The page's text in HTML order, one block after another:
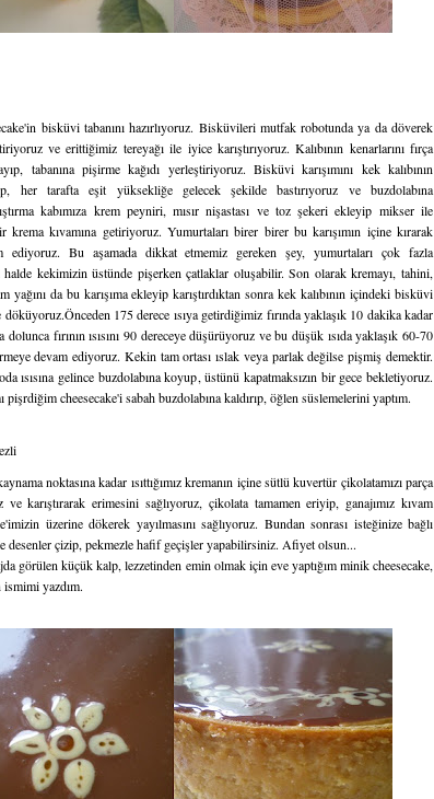
bisküvi tabanını hazırlıyoruz. Bisküvileri mutfak robotunda ya da döverek
ve erittiğimiz tereyağı ile iyice karıştırıyoruz. Kalıbının kenarlarını fırça
tabanına pişirme kağıdı yerleştiriyoruz. Bisküvi karışımını kek kalıbının
her tarafta eşit yüksekliğe gelecek şekilde bastırıyoruz ve buzdolabına
kabımıza krem peyniri, mısır nişastası ve toz şekeri ekleyip mikser ile
krema kıvamına getiriyoruz. Yumurtaları birer birer bu karışımın içine kırarak
ediyoruz. Bu aşamada dikkat etmemiz gereken şey, yumurtaları çok fazla
halde kekimizin üstünde pişerken çatlaklar oluşabilir. Son olarak kremayı, tahini,
yağını da bu karışıma ekleyip karıştırdıktan sonra kek kalıbının içindeki bisküvi
döküyoruz.Önceden 175 derece ısıya getirdiğimiz fırında yaklaşık 10 dakika kadar
fırının ısısını 90 dereceye düşürüyoruz ve bu düşük ısıda yaklaşık 60-70
devam ediyoruz. Kekin tam ortası ıslak veya parlak değilse pişmiş demektir.
ısısına gelince buzdolabına koyup, üstünü kapatmaksızın bir gece bekletiyoruz.
pişrdiğim cheesecake'i sabah buzdolabına kaldırıp, öğlen süslemelerini yaptım.
noktasına kadar ısıttığımız kremanın içine sütlü kuvertür çikolatamızı parça
karıştırarak erimesini sağlıyoruz, çikolata tamamen eriyip, ganajımız kıvam
üzerine dökerek yayılmasını sağlıyoruz. Bundan sonrası isteğinize bağlı
desenler çizip, pekmezle hafif geçişler yapabilirsiniz. Afiyet olsun...
görülen küçük kalp, lezzetinden emin olmak için eve yaptığım minik cheesecake,
yazdım.